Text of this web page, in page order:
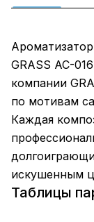
GRASS AC-
компании
по мотивам
Каждая
искушенным
Таблицы